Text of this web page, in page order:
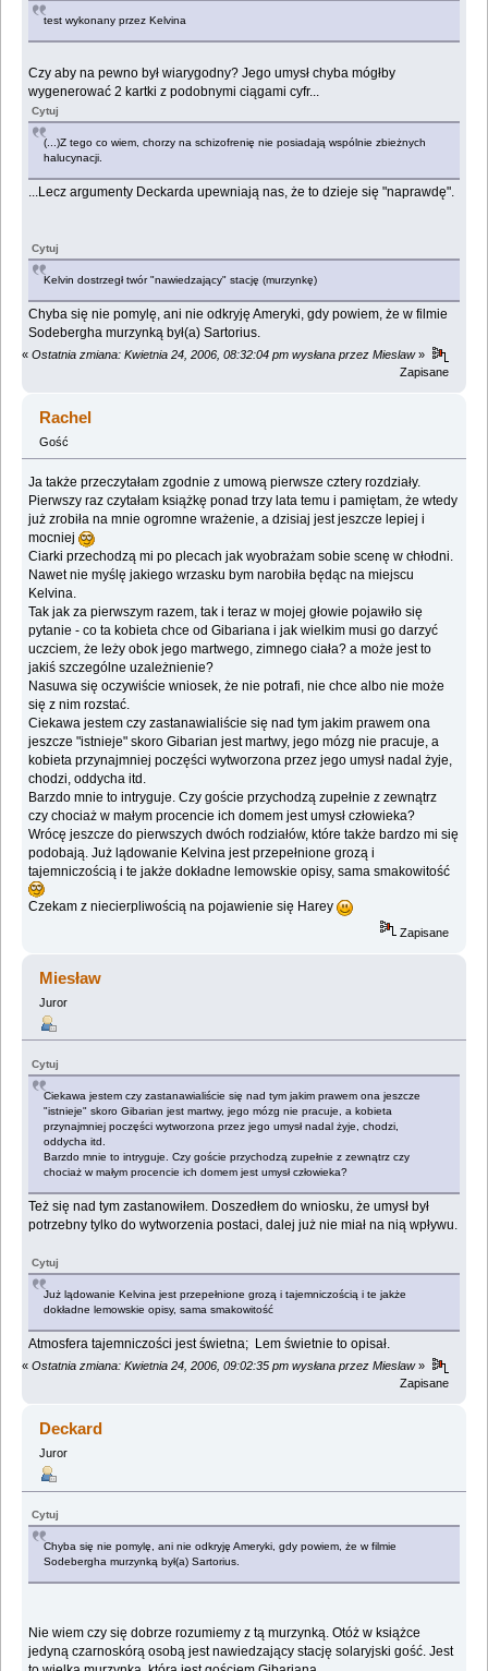
test wykonany przez Kelvina
Czy aby na pewno był wiarygodny? Jego umysł chyba mógłby
wygenerować 2 kartki z podobnymi ciągami cyfr...
Cytuj
(...)Z tego co wiem, chorzy na schizofrenię nie posiadają wspólnie zbieżnych
halucynacji.
...Lecz argumenty Deckarda upewniają nas, że to dzieje się "naprawdę".
Cytuj
Kelvin dostrzegł twór "nawiedzający" stację (murzynkę)
Chyba się nie pomylę, ani nie odkryję Ameryki, gdy powiem, że w filmie
Sodebergha murzynką był(a) Sartorius.
« Ostatnia zmiana: Kwietnia 24, 2006, 08:32:04 pm wysłana przez Mieslaw»
Zapisane
Rachel
Gość
Ja także przeczytałam zgodnie z umową pierwsze cztery rozdziały.
Pierwszy raz czytałam książkę ponad trzy lata temu i pamiętam, że wtedy
już zrobiła na mnie ogromne wrażenie, a dzisiaj jest jeszcze lepiej i
mocniej
Ciarki przechodzą mi po plecach jak wyobrażam sobie scenę w chłodni.
Nawet nie myślę jakiego wrzasku bym narobiła będąc na miejscu
Kelvina.
Tak jak za pierwszym razem, tak i teraz w mojej głowie pojawiło się
pytanie - co ta kobieta chce od Gibariana i jak wielkim musi go darzyć
uczciem, że leży obok jego martwego, zimnego ciała? a może jest to
jakiś szczególne uzależnienie?
Nasuwa się oczywiście wniosek, że nie potrafi, nie chce albo nie może
się z nim rozstać.
Ciekawa jestem czy zastanawialiście się nad tym jakim prawem ona
jeszcze "istnieje" skoro Gibarian jest martwy, jego mózg nie pracuje, a
kobieta przynajmniej poczęści wytworzona przez jego umysł nadal żyje,
chodzi, oddycha itd.
Barzdo mnie to intryguje. Czy goście przychodzą zupełnie z zewnątrz
czy chociaż w małym procencie ich domem jest umysł człowieka?
Wrócę jeszcze do pierwszych dwóch rodziałów, które także bardzo mi się
podobają. Już lądowanie Kelvina jest przepełnione grozą i
tajemniczością i te jakże dokładne lemowskie opisy, sama smakowitość
Czekam z niecierpliwością na pojawienie się Harey
Zapisane
Miesław
Juror
Cytuj
Ciekawa jestem czy zastanawialiście się nad tym jakim prawem ona jeszcze
"istnieje" skoro Gibarian jest martwy, jego mózg nie pracuje, a kobieta
przynajmniej poczęści wytworzona przez jego umysł nadal żyje, chodzi,
oddycha itd.
Barzdo mnie to intryguje. Czy goście przychodzą zupełnie z zewnątrz czy
chociaż w małym procencie ich domem jest umysł człowieka?
Też się nad tym zastanowiłem. Doszedłem do wniosku, że umysł był
potrzebny tylko do wytworzenia postaci, dalej już nie miał na nią wpływu.
Cytuj
Już lądowanie Kelvina jest przepełnione grozą i tajemniczością i te jakże
dokładne lemowskie opisy, sama smakowitość
Atmosfera tajemniczości jest świetna; Lem świetnie to opisał.
« Ostatnia zmiana: Kwietnia 24, 2006, 09:02:35 pm wysłana przez Mieslaw»
Zapisane
Deckard
Juror
Cytuj
Chyba się nie pomylę, ani nie odkryję Ameryki, gdy powiem, że w filmie
Sodebergha murzynką był(a) Sartorius.
Nie wiem czy się dobrze rozumiemy z tą murzynką. Otóż w książce
jedyną czarnoskórą osobą jest nawiedzający stację solaryjski gość. Jest